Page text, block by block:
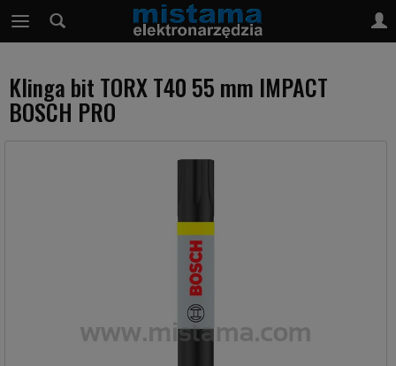
Klinga bit TORX T40 55 mm IMPACT
BOSCH PRO